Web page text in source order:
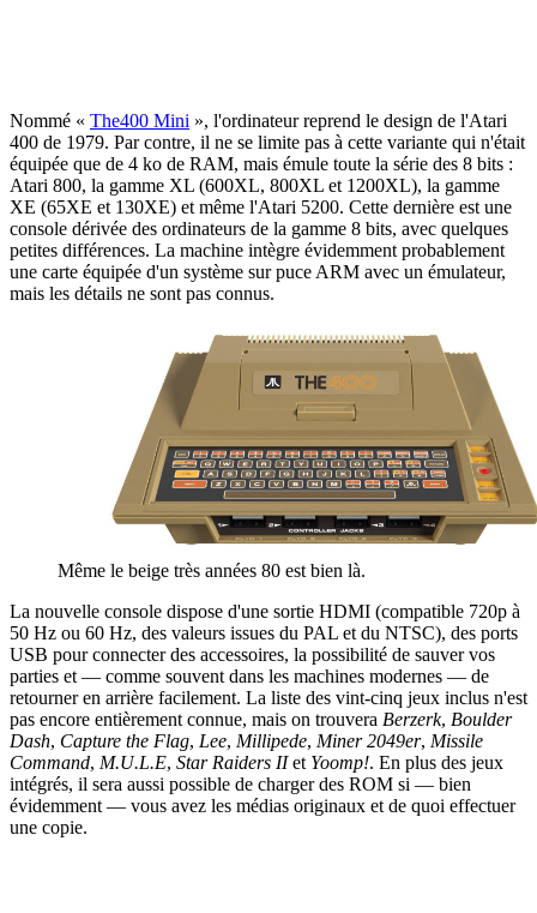
Nommé « The400 Mini », l'ordinateur reprend le design de l'Atari
400 de 1979. Par contre, il ne se limite pas à cette variante qui n'était
équipée que de 4 ko de RAM, mais émule toute la série des 8 bits :
Atari 800, la gamme XL (600XL, 800XL et 1200XL), la gamme
XE (65XE et 130XE) et même l'Atari 5200. Cette dernière est une
console dérivée des ordinateurs de la gamme 8 bits, avec quelques
petites différences. La machine intègre évidemment probablement
une carte équipée d'un système sur puce ARM avec un émulateur,
mais les détails ne sont pas connus.
Même le beige très années 80 est bien là.
La nouvelle console dispose d'une sortie HDMI (compatible 720p à
50 Hz ou 60 Hz, des valeurs issues du PAL et du NTSC), des ports
USB pour connecter des accessoires, la possibilité de sauver vos
parties et — comme souvent dans les machines modernes — de
retourner en arrière facilement. La liste des vint-cinq jeux inclus n'est
pas encore entièrement connue, mais on trouvera Berzerk, Boulder
Dash, Capture the Flag, Lee, Millipede, Miner 2049er, Missile
Command, M.U.L.E, Star Raiders IIet Yoomp!. En plus des jeux
intégrés, il sera aussi possible de charger des ROM si — bien
évidemment — vous avez les médias originaux et de quoi effectuer
une copie.